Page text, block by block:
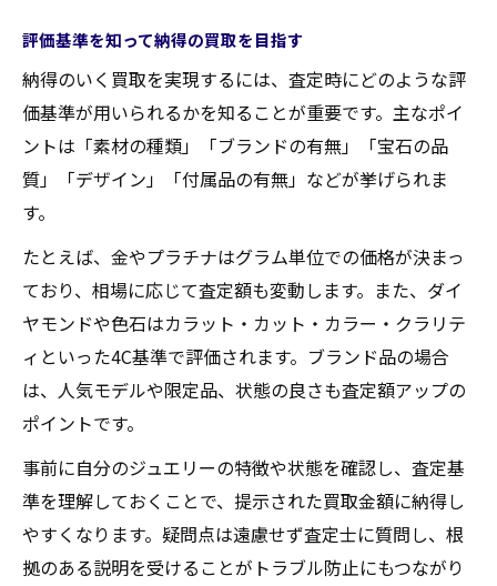
評価基準を知って納得の買取を目指す
納得のいく買取を実現するには、査定時にどのような評
価基準が用いられるかを知ることが重要です。主なポイ
ントは「素材の種類」「ブランドの有無」「宝石の品
質」「デザイン」「付属品の有無」などが挙げられま
す。
たとえば、金やプラチナはグラム単位での価格が決まっ
ており、相場に応じて査定額も変動します。また、ダイ
ヤモンドや色石はカラット・カット・カラー・クラリテ
ィといった4C基準で評価されます。ブランド品の場合
は、人気モデルや限定品、状態の良さも査定額アップの
ポイントです。
事前に自分のジュエリーの特徴や状態を確認し、査定基
準を理解しておくことで、提示された買取金額に納得し
やすくなります。疑問点は遠慮せず査定士に質問し、根
拠のある説明を受けることがトラブル防止にもつながり